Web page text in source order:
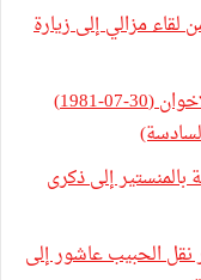
مزالي إلى زيارة
الطيب البكوش: بين قصر الحكومة وقضية الإخوان (30-07-1981)
إلى ذكرى
نقل الحبيب عاشور إلى